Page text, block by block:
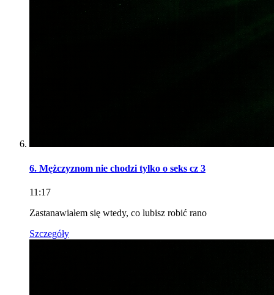
6. Mężczyznom nie chodzi tylko o seks cz 3
11:17
Zastanawiałem się wtedy, co lubisz robić rano
Szczegóły